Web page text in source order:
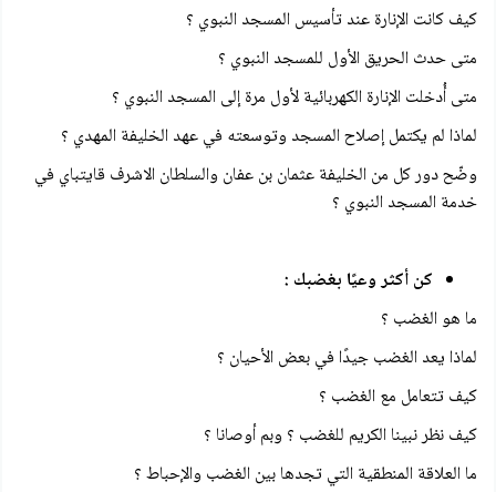
كيف كانت الإنارة عند تأسيس المسجد النبوي ؟
متى حدث الحريق الأول للمسجد النبوي ؟
متى أُدخلت الإنارة الكهربائية لأول مرة إلى المسجد النبوي ؟
لماذا لم يكتمل إصلاح المسجد وتوسعته في عهد الخليفة المهدي ؟
وضّح دور كل من الخليفة عثمان بن عفان والسلطان الاشرف قايتباي في
خدمة المسجد النبوي ؟
كن أكثر وعيًا بغضبك :
ما هو الغضب ؟
لماذا يعد الغضب جيدًا في بعض الأحيان ؟
كيف تتعامل مع الغضب ؟
كيف نظر نبينا الكريم للغضب ؟ وبم أوصانا ؟
ما العلاقة المنطقية التي تجدها بين الغضب والإحباط ؟